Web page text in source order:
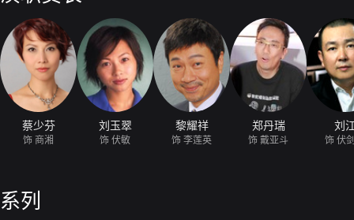
蔡少芬
饰 商湘
刘玉翠
饰 伏敏
黎耀祥
饰 李莲英
郑丹瑞
饰 戴亚斗
刘
饰 伏
系列